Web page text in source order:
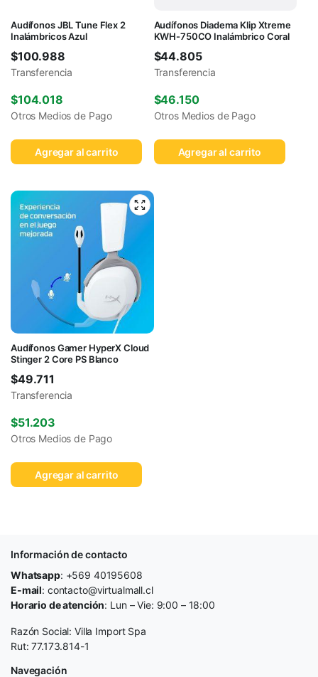
Audífonos JBL Tune Flex 2
Inalámbricos Azul
$100.988
Transferencia
$104.018
Otros Medios de Pago
Agregar al carrito
Audífonos Diadema Klip Xtreme
KWH-750CO Inalámbrico Coral
$44.805
Transferencia
$46.150
Otros Medios de Pago
Agregar al carrito
Audífonos Gamer HyperX Cloud
Stinger 2 Core PS Blanco
$49.711
Transferencia
$51.203
Otros Medios de Pago
Agregar al carrito
Información de contacto
Whatsapp: +569 40195608
E-mail: contacto@virtualmall.cl
Horario de atención: Lun – Vie: 9:00 – 18:00
Razón Social: Villa Import Spa
Rut: 77.173.814-1
Navegación